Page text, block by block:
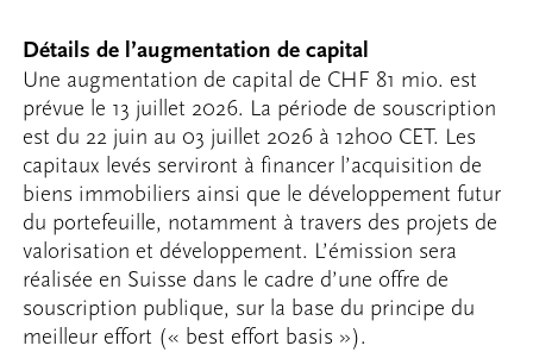
Détails de l’augmentation de capital
Une augmentation de capital de CHF 81 mio. est
prévue le 13 juillet 2026. La période de souscription
est du 22 juin au 03 juillet 2026 à 12h00 CET. Les
capitaux levés serviront à financer l’acquisition de
biens immobiliers ainsi que le développement futur
du portefeuille, notamment à travers des projets de
valorisation et développement. L’émission sera
réalisée en Suisse dans le cadre d’une offre de
souscription publique, sur la base du principe du
meilleur effort (« best effort basis »).